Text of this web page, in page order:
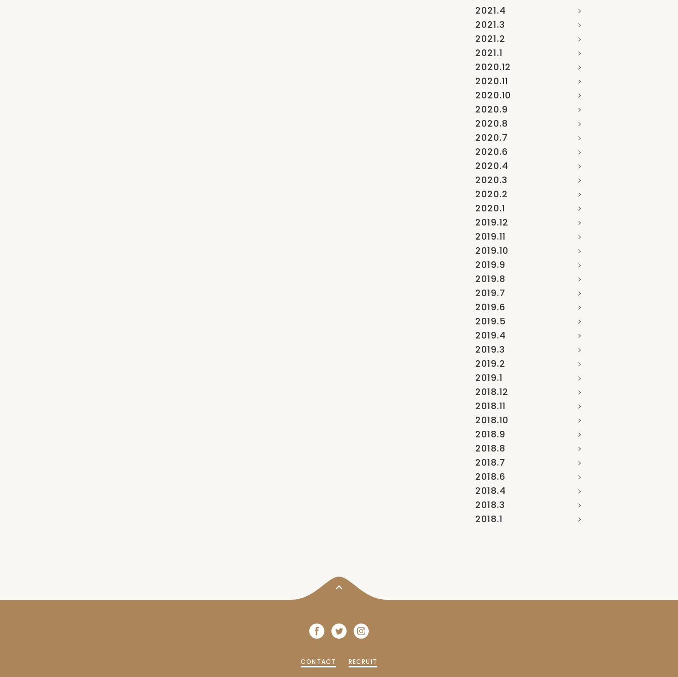
2021.4
2021.3
2021.2
2021.1
2020.12
2020.11
2020.10
2020.9
2020.8
2020.7
2020.6
2020.4
2020.3
2020.2
2020.1
2019.12
2019.11
2019.10
2019.9
2019.8
2019.7
2019.6
2019.5
2019.4
2019.3
2019.2
2019.1
2018.12
2018.11
2018.10
2018.9
2018.8
2018.7
2018.6
2018.4
2018.3
2018.1
CONTACT RECRUIT